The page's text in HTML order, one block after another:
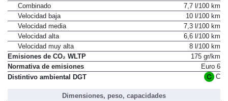
Combinado
7,7 l/100 km
Velocidad baja
10 l/100 km
Velocidad media
7,3 l/100 km
Velocidad alta
6,6 l/100 km
Velocidad muy alta
8 l/100 km
Emisiones de CO₂ WLTP
175 gr/km
Normativa de emisiones
Euro 6
Distintivo ambiental DGT
C
Dimensiones, peso, capacidades